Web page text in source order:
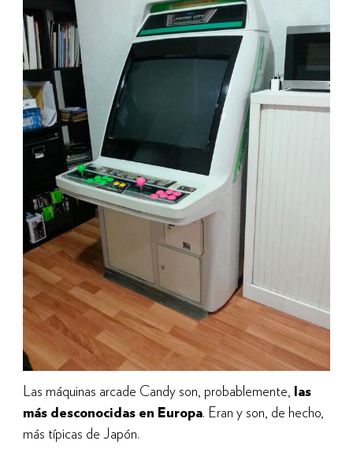
Las máquinas arcade Candy son, probablemente,
las
más desconocidas en Europa. Eran y son, de hecho,
más típicas de Japón.